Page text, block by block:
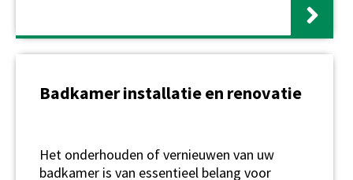
Badkamer installatie en renovatie
Het onderhouden of vernieuwen van uw
badkamer is van essentieel belang voor